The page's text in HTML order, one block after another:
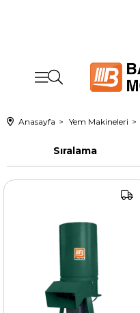
Anasayfa Yem Makineleri
Sıralama